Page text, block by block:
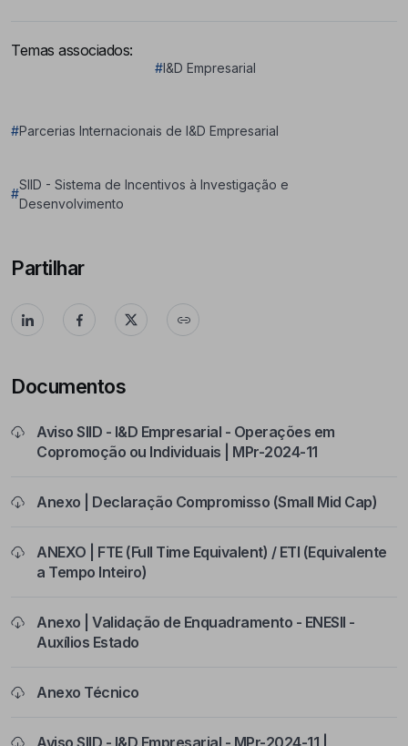
Temas associados:
#I&D Empresarial
#Parcerias Internacionais de I&D Empresarial
#
SIID - Sistema de Incentivos à Investigação e
Desenvolvimento
Partilhar
Documentos
Aviso SIID - I&D Empresarial - Operações em
Copromoção ou Individuais | MPr-2024-11
Anexo | Declaração Compromisso (Small Mid Cap)
ANEXO | FTE (Full Time Equivalent) / ETI (Equivalente
a Tempo Inteiro)
Anexo | Validação de Enquadramento - ENESII -
Auxílios Estado
Anexo Técnico
Aviso SIID - I&D Empresarial - MPr-2024-11 |